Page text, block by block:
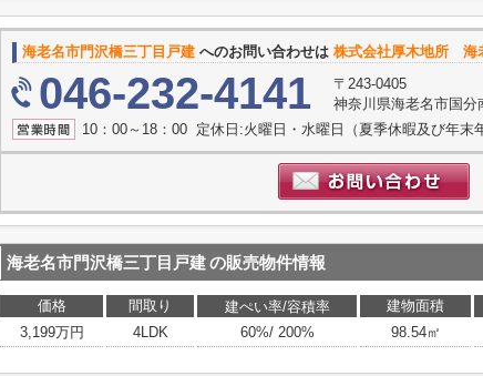
海老名市門沢橋三丁目戸建 へのお問い合わせは 株式会社厚木地所 海
046-232-4141
〒243-0405
神奈川県海老名市国
10：00～18：00 定休日:火曜日・水曜日（夏季休暇及び年末
海老名市門沢橋三丁目戸建の販売物件情報
価格 間取り 建ぺい率/容積率
建物面積
3,199万円
4LDK 60%/ 200% 98.54㎡